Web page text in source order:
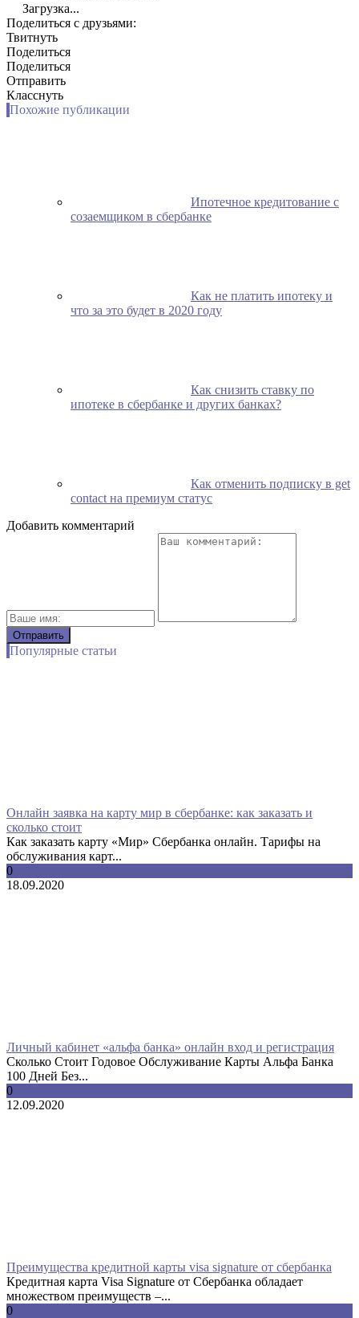
Загрузка...
Поделиться с друзьями:
Твитнуть
Поделиться
Поделиться
Отправить
Класснуть
Похожие публикации
Ипотечное кредитование с
созаемщиком в сбербанке
Как не платить ипотеку и
что за это будет в 2020 году
Как снизить ставку по
ипотеке в сбербанке и других банках?
Как отменить подписку в get
contact на премиум статус
Добавить комментарий
Популярные статьи
Онлайн заявка на карту мир в сбербанке: как заказать и
сколько стоит
Как заказать карту «Мир» Сбербанка онлайн. Тарифы на
обслуживания карт...
0
18.09.2020
Личный кабинет «альфа банка» онлайн вход и регистрация
Сколько Стоит Годовое Обслуживание Карты Альфа Банка
100 Дней Без...
0
12.09.2020
Преимущества кредитной карты visa signature от сбербанка
Кредитная карта Visa Signature от Сбербанка обладает
множеством преимуществ –...
0